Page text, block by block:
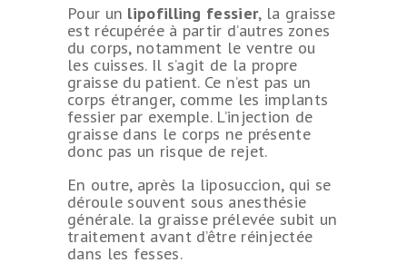
Pour un lipofilling fessier, la graisse
est récupérée à partir d’autres zones
du corps, notamment le ventre ou
les cuisses. Il s’agit de la propre
graisse du patient. Ce n’est pas un
corps étranger, comme les implants
fessier par exemple. L’injection de
graisse dans le corps ne présente
donc pas un risque de rejet.
En outre, après la liposuccion, qui se
déroule souvent sous anesthésie
générale. la graisse prélevée subit un
traitement avant d’être réinjectée
dans les fesses.